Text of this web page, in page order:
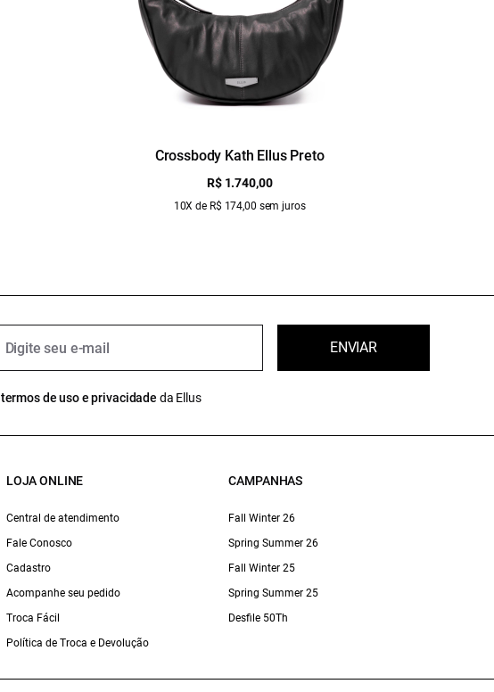
Crossbody Kath Ellus Preto
R$ 1.740,00
10X de R$ 174,00 sem juros
ENVIAR
termos de uso e privacidade da Ellus
LOJA ONLINE
Central de atendimento
Fale Conosco
Cadastro
Acompanhe seu pedido
Troca Fácil
Política de Troca e Devolução
CAMPANHAS
Fall Winter 26
Spring Summer 26
Fall Winter 25
Spring Summer 25
Desfile 50Th